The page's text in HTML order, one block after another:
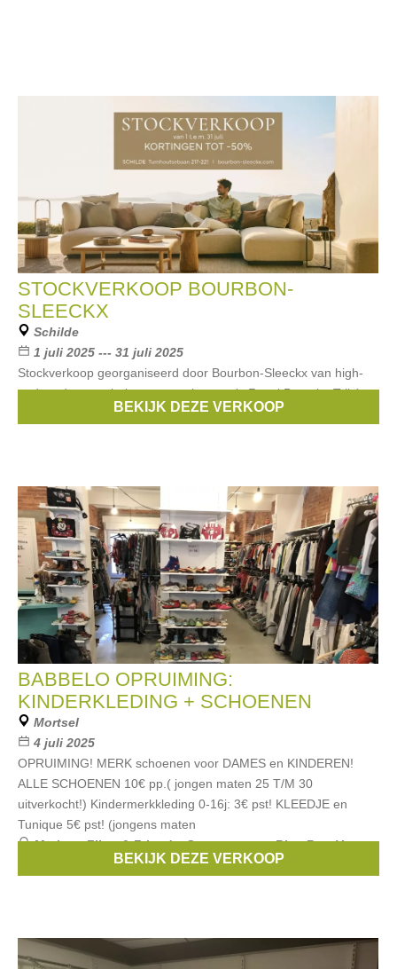
STOCKVERKOOP BOURBON-
SLEECKX
Schilde
1 juli 2025 --- 31 juli 2025
Stockverkoop georganiseerd door Bourbon-Sleeckx van high-
end outdoormeubelen van merken zoals Royal Botania, Tribù,
Kettal, Umbrosa, Paola Lenti en meer. Kortingen tot -50%
BEKIJK DEZE VERKOOP
BABBELO OPRUIMING:
KINDERKLEDING + SCHOENEN
Mortsel
4 juli 2025
OPRUIMING! MERK schoenen voor DAMES en KINDEREN!
ALLE SCHOENEN 10€ pp.( jongen maten 25 T/M 30
uitverkocht!) Kindermerkkleding 0-16j: 3€ pst! KLEEDJE en
Tunique 5€ pst! (jongens maten
Merken:Filou & Friends,Scapa,strass,Blue Bay,Van
BEKIJK DEZE VERKOOP